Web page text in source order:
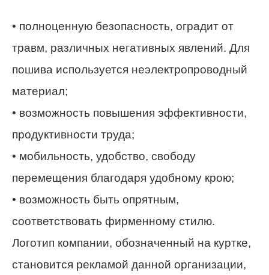
• полноценную безопасность, оградит от
травм, различных негативных явлений. Для
пошива используется неэлектропроводный
материал;
• возможность повышения эффективности,
продуктивности труда;
• мобильность, удобство, свободу
перемещения благодаря удобному крою;
• возможность быть опрятным,
соответствовать фирменному стилю.
Логотип компании, обозначенный на куртке,
становится рекламой данной организации,